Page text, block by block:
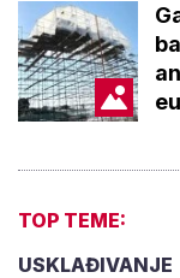
TOP TEME:
USKLAĐIVANJE